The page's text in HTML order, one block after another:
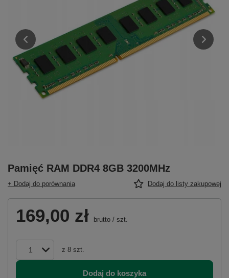
Pamięć RAM DDR4 8GB 3200MHz
+ Dodaj do porównania Dodaj do listy zakupowej
169,00 zł brutto / szt.
z 8 szt.
Dodaj do koszyka